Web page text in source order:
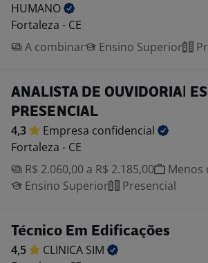
HUMANO
Fortaleza - CE
A combinar
Ensino Superior
ANALISTA DE OUVIDORIA|
PRESENCIAL
4,3 Empresa confidencial
Fortaleza - CE
R$ 2.060,00 a R$ 2.185,00
Menos
Ensino Superior
Presencial
Técnico Em Edificações
4,5 CLINICA SIM